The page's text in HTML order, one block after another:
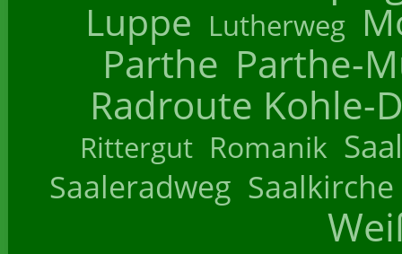
Luppe Lutherweg
Parthe Parthe-
Radroute Kohle-
Rittergut Romanik
Saaleradweg Saalkirche